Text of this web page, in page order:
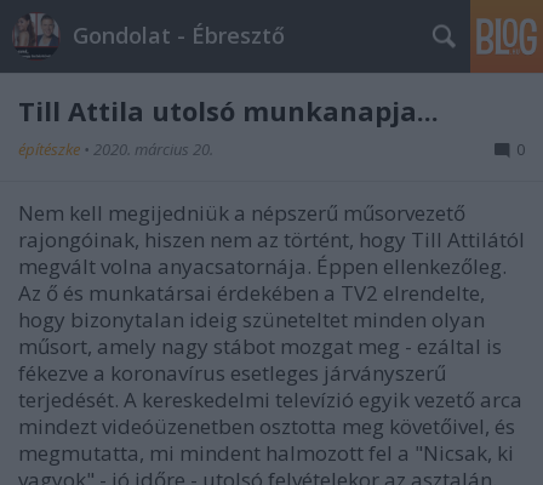
Gondolat - Ébresztő
Till Attila utolsó munkanapja...
építészke • 2020. március 20. 0
Nem kell megijedniük a népszerű műsorvezető
rajongóinak, hiszen nem az történt, hogy Till Attilától
megvált volna anyacsatornája. Éppen ellenkezőleg.
Az ő és munkatársai érdekében a TV2 elrendelte,
hogy bizonytalan ideig szüneteltet minden olyan
műsort, amely nagy stábot mozgat meg - ezáltal is
fékezve a koronavírus esetleges járványszerű
terjedését. A kereskedelmi televízió egyik vezető arca
mindezt videóüzenetben osztotta meg követőivel, és
megmutatta, mi mindent halmozott fel a "Nicsak, ki